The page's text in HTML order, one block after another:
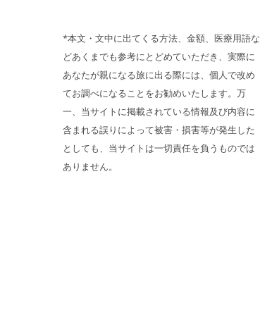
*本文・文中に出てくる方法、金額、医療用語な
どあくまでも参考にとどめていただき、実際に
あなたが親になる旅に出る際には、個人で改め
てお調べになることをお勧めいたします。万
一、当サイトに掲載されている情報及び内容に
含まれる誤りによって被害・損害等が発生した
としても、当サイトは一切責任を負うものでは
ありません。